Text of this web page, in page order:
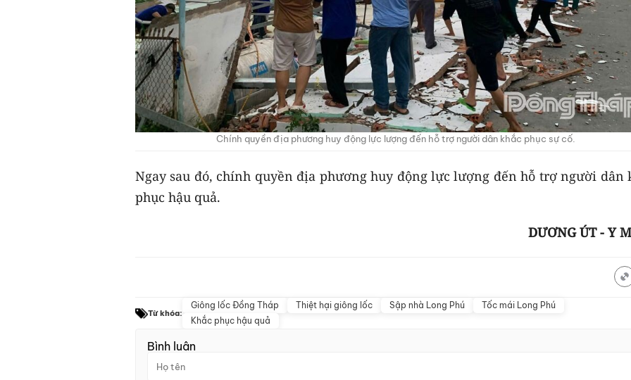
Chính quyền địa phương huy động lực lượng đến hỗ trợ người dân khắc phục sự cố.
Ngay sau đó, chính quyền địa phương huy động lực lượng đến hỗ trợ người dân
phục hậu quả.
DƯƠNG ÚT - Y
Từ khóa:
Giông lốc Đồng Tháp Thiệt hại giông lốc Sập nhà Long Phú
Tốc mái Long Phú
Khắc phục hậu quả
Bình luận